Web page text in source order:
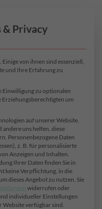
Stoffe dein
deine natürliche
neuen DIY-
ein. Unsere
& Privacy
von ihnen sind essenziell,
und Ihre Erfahrung zu
Einwilligung zu optionalen
Erziehungsberechtigten um
auf unserer Website.
andere uns helfen, diese
Personenbezogene Daten
z. B. für personalisierte
Anzeigen und Inhalten.
Ihrer Daten finden Sie in
keine Verpflichtung, in die
dieses Angebot zu nutzen. Sie
widerrufen oder
individueller Einstellungen
Website verfügbar sind.